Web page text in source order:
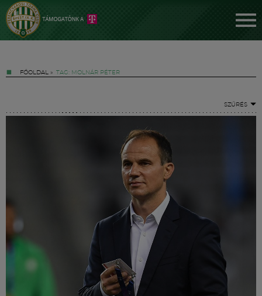
FŐOLDAL » TAG: MOLNÁR PÉTER
SZŰRÉS
Hírek
Labdarúgás